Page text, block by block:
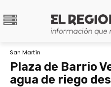
San Martín
Plaza de Barrio
agua de riego